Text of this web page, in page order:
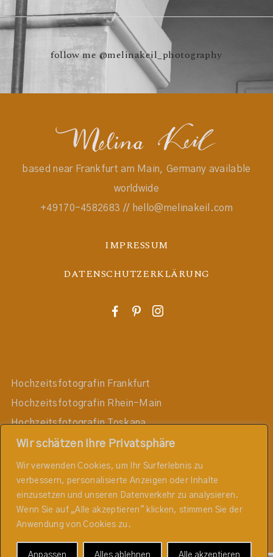
Wir schätzen Ihre Privatsphäre
Wir verwenden Cookies, um Ihr Surferlebnis zu
verbessern, personalisierte Anzeigen oder Inhalte
einzusetzen und unseren Datenverkehr zu analysieren.
Wenn Sie auf „Alle akzeptieren" klicken, stimmen Sie der
Anwendung von Cookies zu.
Anpassen Alles ablehnen Alle akzeptieren
follow me @melinakeil_photography
based near Frankfurt am Main, Germany available
worldwide
+49170-4582683 // hello@melinakeil.com
IMPRESSUM
DATENSCHUTZERKLÄRUNG
F P I
Hochzeitsfotografin Frankfurt
Hochzeitsfotografin Rhein-Main
Hochzeitsfotografin Toskana
Hochzeitsfotografin Darmstadt
Hochzeitsfotografin Mainz
Hochzeitsfotografin Wiesbaden
Hochzeitsfotografin Taunus
Hochzeitsfotografin Rheingau